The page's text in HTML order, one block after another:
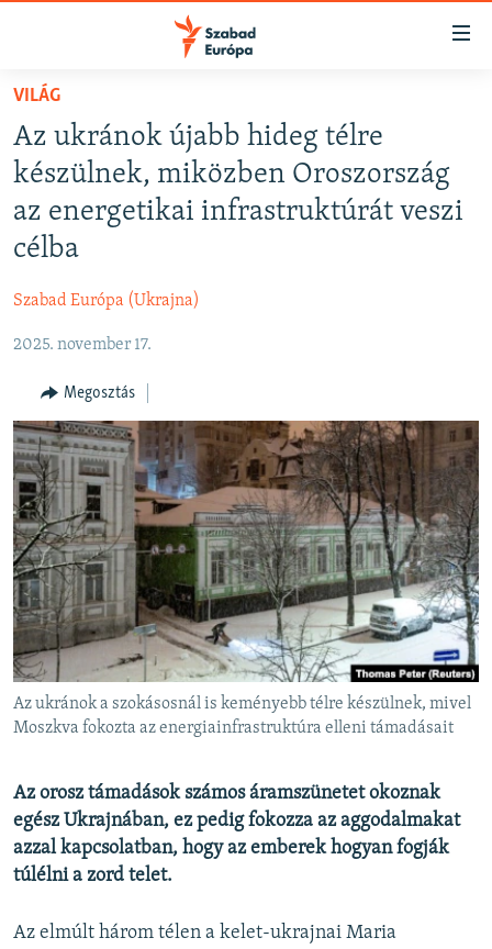
Akadálymentes
Ugrás
fő
oldalra
tartalomjegyzékre
keresésre
NAPIRENDEN
AKTUÁLIS
VIDEÓK
SZABADON
TÁRSADALOM
DEMOKRÁCIA
A PÉNZ NYOMÁBAN
EURÓPAI UNIÓ
VILÁG
KLÍMAVÁLTOZÁS
A MÚLT TANULSÁGAI
Valamennyi RFE/RL weboldal
VILÁG
Az ukránok újabb hideg télre
készülnek, miközben Oroszország
az energetikai infrastruktúrát veszi
célba
Szabad Európa (Ukrajna)
2025. november 17.
Megosztás
Az ukránok a szokásosnál is keményebb télre készülnek, mivel
Moszkva fokozta az energiainfrastruktúra elleni támadásait
Az orosz támadások számos áramszünetet okoznak
egész Ukrajnában, ez pedig fokozza az aggodalmakat
azzal kapcsolatban, hogy az emberek hogyan fogják
túlélni a zord telet.
Az elmúlt három télen a kelet-ukrajnai Maria
FELIRATKOZÁS